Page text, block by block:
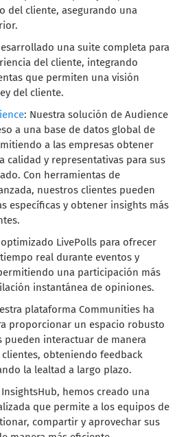
del cliente, asegurando una
una suite completa para
del cliente, integrando
que permiten una visión
del cliente.
: Nuestra solución de Audience
a una base de datos global de
a las empresas obtener
calidad y representativas para sus
Con herramientas de
nuestros clientes pueden
específicas y obtener insights más
LivePolls para ofrecer
real durante eventos y
una participación más
instantánea de opiniones.
plataforma Communities ha
proporcionar un espacio robusto
pueden interactuar de manera
obteniendo feedback
la lealtad a largo plazo.
InsightsHub, hemos creado una
que permite a los equipos de
compartir y aprovechar sus